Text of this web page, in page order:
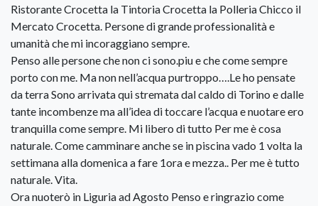
Ristorante Crocetta la Tintoria Crocetta la Polleria Chicco il
Mercato Crocetta. Persone di grande professionalità e
umanità che mi incoraggiano sempre.
Penso alle persone che non ci sono.piu e che come sempre
porto con me. Ma non nell’acqua purtroppo….Le ho pensate
da terra Sono arrivata qui stremata dal caldo di Torino e dalle
tante incombenze ma all’idea di toccare l’acqua e nuotare ero
tranquilla come sempre. Mi libero di tutto Per me è cosa
naturale. Come camminare anche se in piscina vado 1 volta la
settimana alla domenica a fare 1ora e mezza.. Per me è tutto
naturale. Vita.
Ora nuoterò in Liguria ad Agosto Penso e ringrazio come